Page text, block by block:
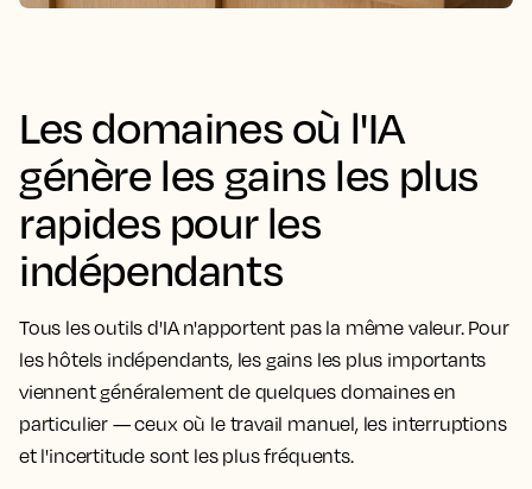
Les domaines où l'IA
génère les gains les plus
rapides pour les
indépendants
Tous les outils d'IA n'apportent pas la même valeur. Pour
les hôtels indépendants, les gains les plus importants
viennent généralement de quelques domaines en
particulier — ceux où le travail manuel, les interruptions
et l'incertitude sont les plus fréquents.